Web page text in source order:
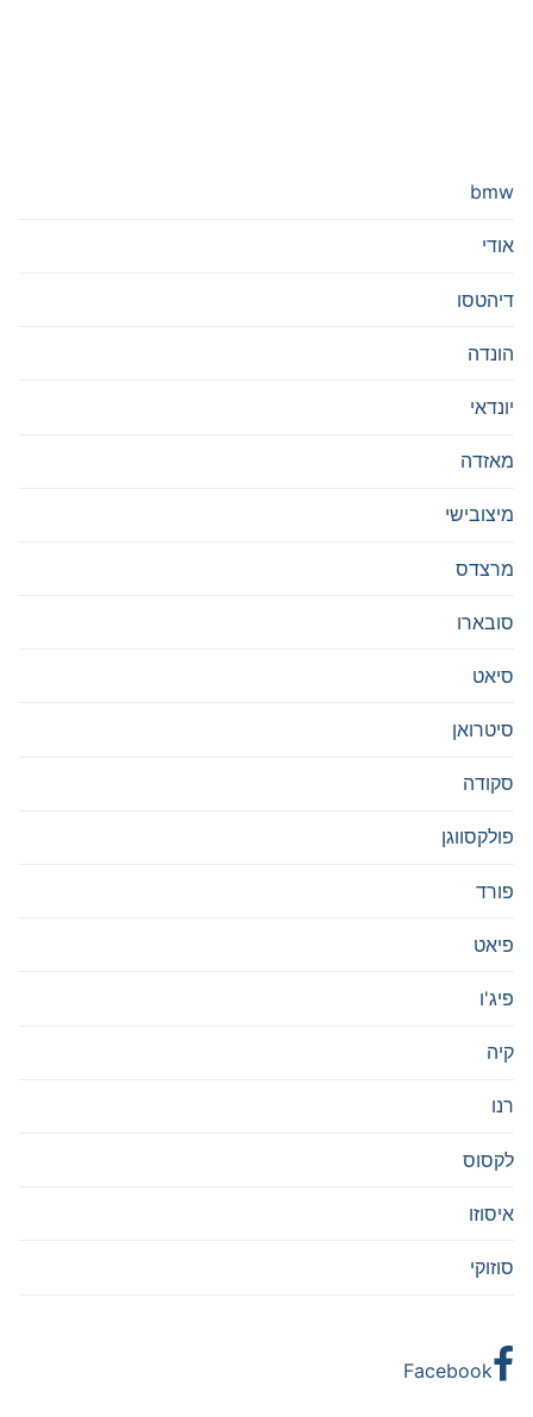
bmw
אודי
דיהטסו
הונדה
יונדאי
מאזדה
מיצובישי
מרצדס
סובארו
סיאט
סיטרואן
סקודה
פולקסווגן
פורד
פיאט
פיג'ו
קיה
רנו
לקסוס
איסוזו
סוזוקי
Facebook